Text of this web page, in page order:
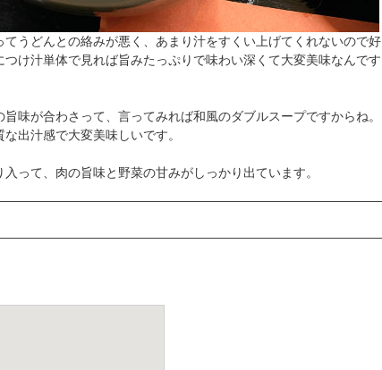
うどんとの絡みが悪く、あまり汁をすくい上げてくれないので好
つけ汁単体で見れば旨みたっぷりで味わい深くて大変美味なんです
味が合わさって、言ってみれば和風のダブルスープですからね。
出汁感で大変美味しいです。
って、肉の旨味と野菜の甘みがしっかり出ています。